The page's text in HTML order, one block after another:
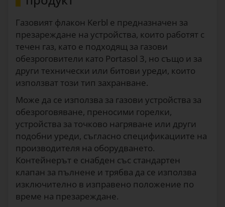
Газовият флакон Kerbl е предназначен за
презареждане на устройства, които работят с
течен газ, като е подходящ за газови
обезроговители като Portasol 3, но също и за
други технически или битови уреди, които
използват този тип захранване.
Може да се използва за газови устройства за
обезроговяване, преносими горелки,
устройства за точково нагряване или други
подобни уреди, съгласно спецификациите на
производителя на оборудването.
Контейнерът е снабден със стандартен
клапан за пълнене и трябва да се използва
изключително в изправено положение по
време на презареждане.